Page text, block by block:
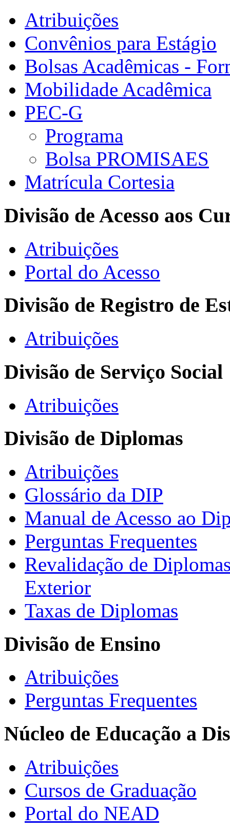
Atribuições
Convênios para Estágio
Bolsas Acadêmicas -
Mobilidade Acadêmica
PEC-G
Programa
Bolsa PROMISAES
Matrícula Cortesia
Divisão de Acesso aos
Atribuições
Portal do Acesso
Divisão de Registro de
Atribuições
Divisão de Serviço Social
Atribuições
Divisão de Diplomas
Atribuições
Glossário da DIP
Manual de Acesso ao
Perguntas Frequentes
Revalidação de
Exterior
Taxas de Diplomas
Divisão de Ensino
Atribuições
Perguntas Frequentes
Núcleo de Educação a
Atribuições
Cursos de Graduação
Portal do NEAD